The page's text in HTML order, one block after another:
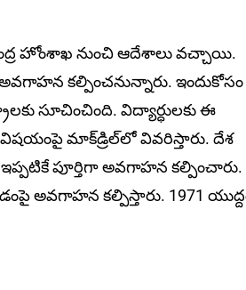
హోంశాఖ నుంచి ఆదేశాలు వచ్చాయి.
కల్పించనున్నారు.
సూచించింది. విద్యార్ధులకు ఈ
మాక్‌డ్రిల్‌లో వివరిస్తారు. దేశ
ఇప్పటికే పూర్తిగా అవగాహన కల్పించారు.
అవగాహన కల్పిస్తారు. 1971